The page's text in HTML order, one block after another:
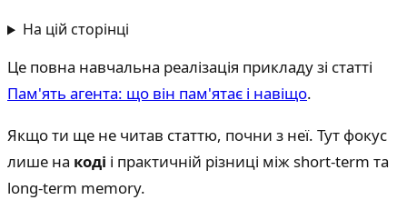
На цій сторінці
Це повна навчальна реалізація прикладу зі статті
Пам'ять агента: що він пам'ятає і навіщо.
Якщо ти ще не читав статтю, почни з неї. Тут фокус
лише на коді і практичній різниці між short-term та
long-term memory.